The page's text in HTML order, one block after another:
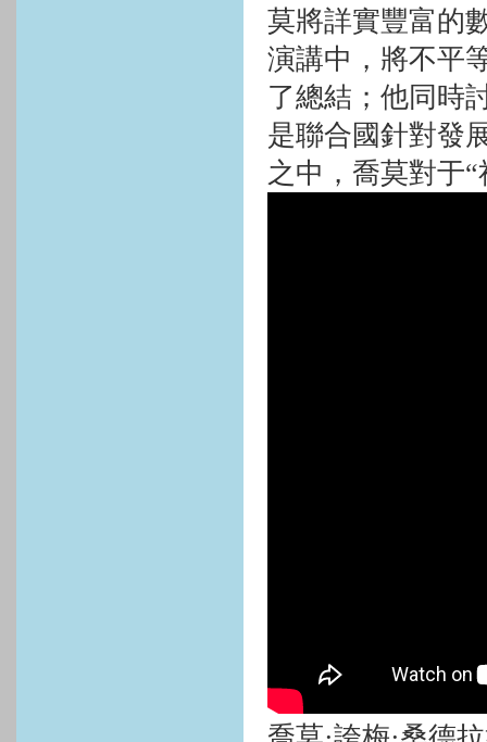
莫將詳實豐富的
演講中，將不平
了總結；他同時
是聯合國針對發
之中，喬莫對于